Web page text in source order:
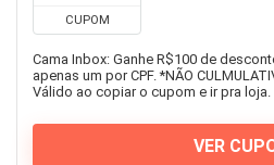
CUPOM
Cama Inbox: Ganhe R$100 de
apenas um por CPF. *NÃO
Válido ao copiar o cupom e ir pra loja.
VER